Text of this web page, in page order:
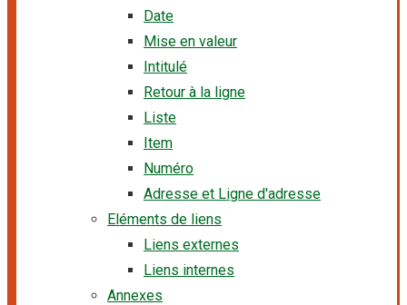
Date
Mise en valeur
Intitulé
Retour à la ligne
Liste
Item
Numéro
Adresse et Ligne d'adresse
Eléments de liens
Liens externes
Liens internes
Annexes